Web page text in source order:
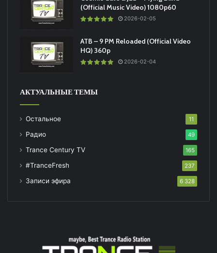
(Official Music Video) 1080p60
2026-02-05
ATB – 9 PM Reloaded (Official Video
HQ) 360p
2026-02-04
АКТУАЛЬНЫЕ ТЕМЫ
Остальное 11
Радио 49
Trance Century TV 165
#TranceFresh 237
Записи эфира 6 328